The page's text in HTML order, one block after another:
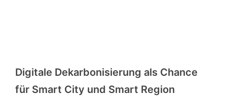
Digitale Dekarbonisierung als Chance
für Smart City und Smart Region